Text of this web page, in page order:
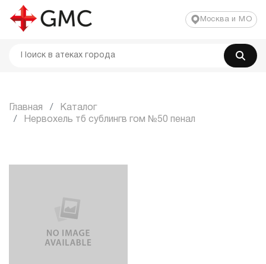
Москва и МО
Главная
Каталог
Нервохель тб сублингв гом №50 пенал